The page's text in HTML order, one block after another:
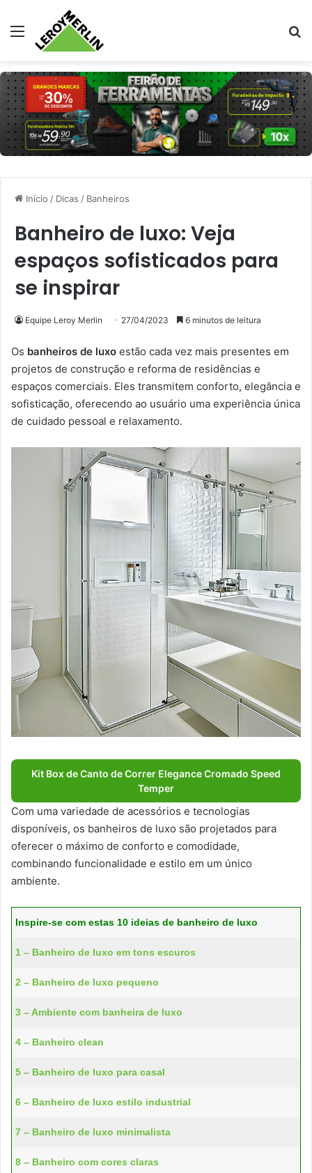
Menu
Início / Dicas / Banheiros
Banheiro de luxo: Veja
espaços sofisticados para
se inspirar
Equipe Leroy Merlin 27/04/2023 6 minutos de leitura
Os banheiros de luxo estão cada vez mais presentes em
projetos de construção e reforma de residências e
espaços comerciais. Eles transmitem conforto, elegância e
sofisticação, oferecendo ao usuário uma experiência única
de cuidado pessoal e relaxamento.
Kit Box de Canto de Correr Elegance Cromado Speed
Temper
Com uma variedade de acessórios e tecnologias
disponíveis, os banheiros de luxo são projetados para
oferecer o máximo de conforto e comodidade,
combinando funcionalidade e estilo em um único
ambiente.
Inspire-se com estas 10 ideias de banheiro de luxo
1 – Banheiro de luxo em tons escuros
2 – Banheiro de luxo pequeno
3 – Ambiente com banheira de luxo
4 – Banheiro clean
5 – Banheiro de luxo para casal
6 – Banheiro de luxo estilo industrial
7 – Banheiro de luxo minimalista
8 – Banheiro com cores claras